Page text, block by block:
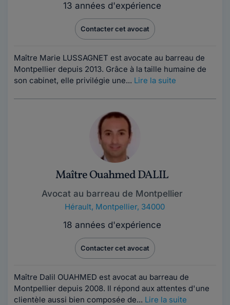
13 années d'expérience
Contacter cet avocat
Maître Marie LUSSAGNET est avocate au barreau de
Montpellier depuis 2013. Grâce à la taille humaine de
son cabinet, elle privilégie une... Lire la suite
Maître Ouahmed DALIL
Avocat au barreau de Montpellier
Hérault, Montpellier, 34000
18 années d'expérience
Contacter cet avocat
Maître Dalil OUAHMED est avocat au barreau de
Montpellier depuis 2008. Il répond aux attentes d'une
clientèle aussi bien composée de... Lire la suite